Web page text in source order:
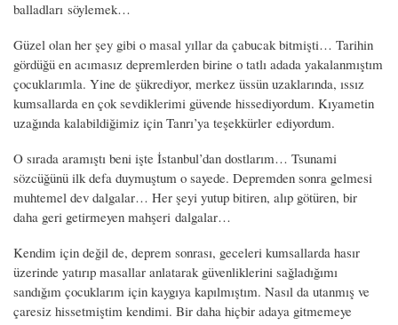
balladları söylemek…
Güzel olan her şey gibi o masal yıllar da çabucak bitmişti… Tarihin
gördüğü en acımasız depremlerden birine o tatlı adada yakalanmıştım
çocuklarımla. Yine de şükrediyor, merkez üssün uzaklarında, ıssız
kumsallarda en çok sevdiklerimi güvende hissediyordum. Kıyametin
uzağında kalabildiğimiz için Tanrı’ya teşekkürler ediyordum.
O sırada aramıştı beni işte İstanbul’dan dostlarım… Tsunami
sözcüğünü ilk defa duymuştum o sayede. Depremden sonra gelmesi
muhtemel dev dalgalar… Her şeyi yutup bitiren, alıp götüren, bir
daha geri getirmeyen mahşeri dalgalar…
Kendim için değil de, deprem sonrası, geceleri kumsallarda hasır
üzerinde yatırıp masallar anlatarak güvenliklerini sağladığımı
sandığım çocuklarım için kaygıya kapılmıştım. Nasıl da utanmış ve
çaresiz hissetmiştim kendimi. Bir daha hiçbir adaya gitmemeye